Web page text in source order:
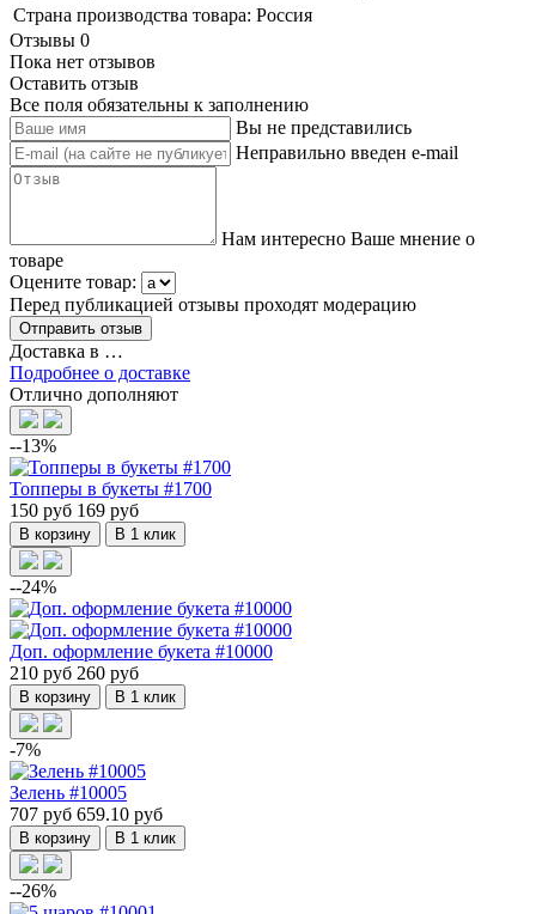
Страна производства товара: Россия
Отзывы 0
Пока нет отзывов
Оставить отзыв
Все поля обязательны к заполнению
Вы не представились
Неправильно введен e-mail
Нам интересно Ваше мнение о
товаре
Оцените товар:
Перед публикацией отзывы проходят модерацию
Доставка в …
Подробнее о доставке
Отлично дополняют
--13%
Топперы в букеты #1700
150 руб 169 руб
В корзину В 1 клик
--24%
Доп. оформление букета #10000
210 руб 260 руб
В корзину В 1 клик
-7%
Зелень #10005
707 руб 659.10 руб
В корзину В 1 клик
--26%